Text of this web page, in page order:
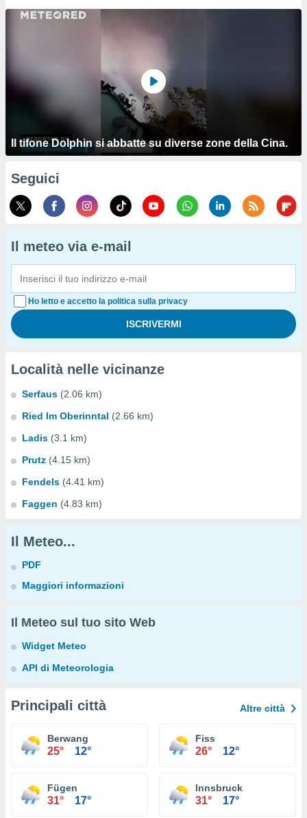
Il tifone Dolphin si abbatte su diverse zone della Cina.
Seguici
Il meteo via e-mail
Ho letto e accetto la politica sulla privacy
Località nelle vicinanze
Serfaus (2.06 km)
Ried Im Oberinntal (2.66 km)
Ladis (3.1 km)
Prutz (4.15 km)
Fendels (4.41 km)
Faggen (4.83 km)
Il Meteo...
PDF
Maggiori informazioni
Il Meteo sul tuo sito Web
Widget Meteo
API di Meteorologia
Principali città Altre città
Berwang
25° 12°
Fiss
26° 12°
Fügen
31° 17°
Innsbruck
31° 17°